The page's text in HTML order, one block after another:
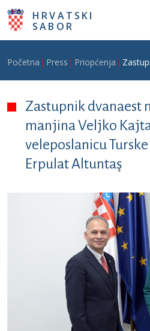
Skoči na glavni sadržaj
HRVATSKI
SABOR
Breadcrumb
Početna Press Priopćenja
Zastupnik dvanaest
manjina Veljko
veleposlanicu
Erpulat Altuntaş